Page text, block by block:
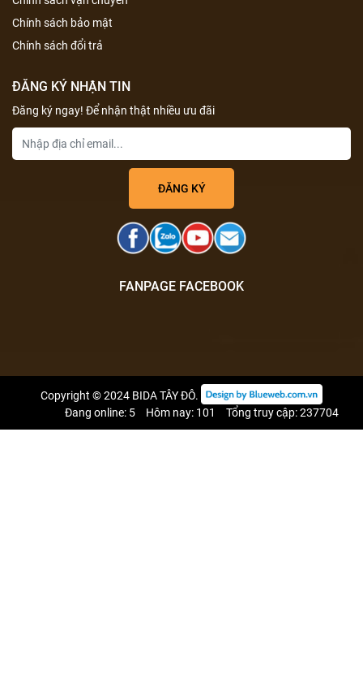
Chính sách bảo mật
Chính sách đổi trả
ĐĂNG KÝ NHẬN TIN
Đăng ký ngay! Để nhận thật nhiều ưu đãi
FANPAGE FACEBOOK
Copyright © 2024 BIDA TÂY ĐÔ.
Đang online: 5
Hôm nay: 101 Tổng truy cập: 237704